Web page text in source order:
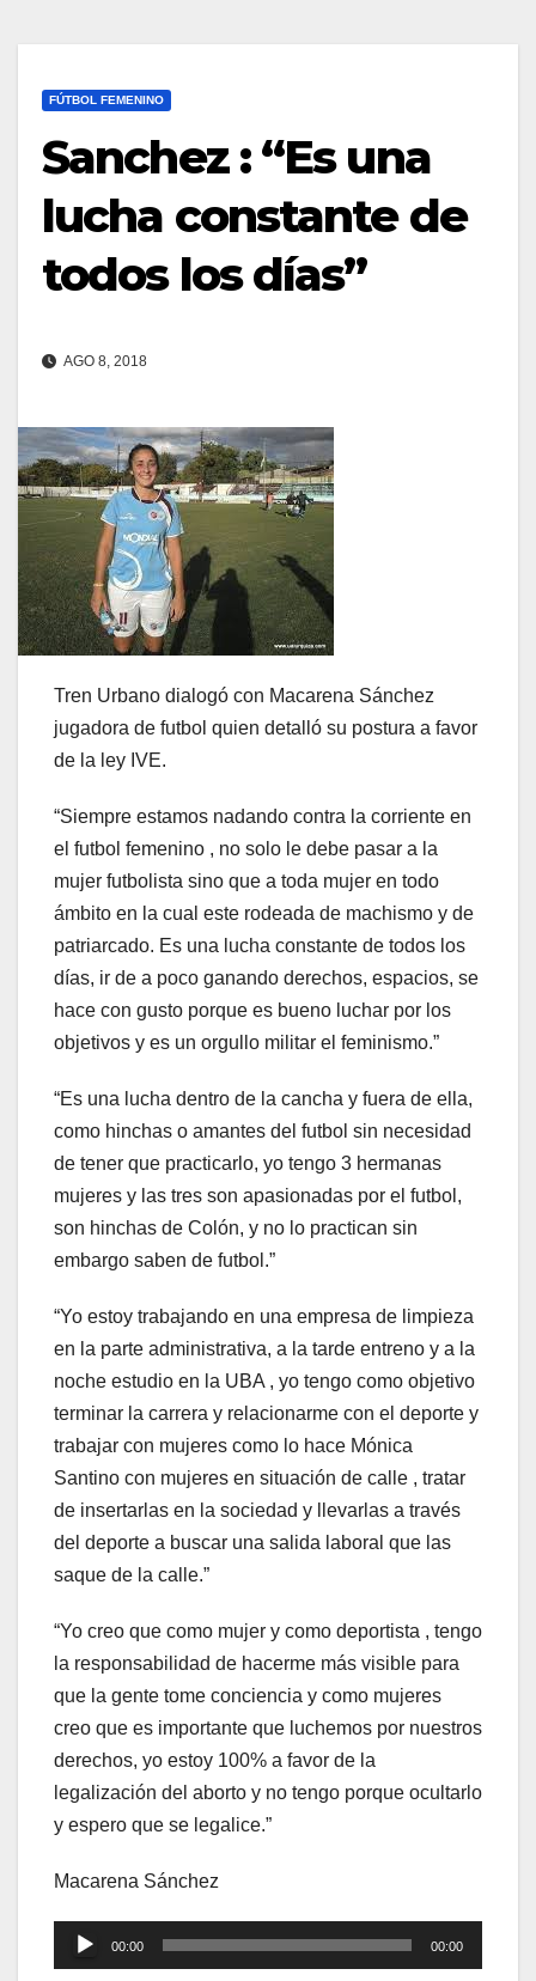
FÚTBOL FEMENINO
Sanchez : “Es una
lucha constante de
todos los días”
AGO 8, 2018
Tren Urbano dialogó con Macarena Sánchez
jugadora de futbol quien detalló su postura a favor
de la ley IVE.
“Siempre estamos nadando contra la corriente en
el futbol femenino , no solo le debe pasar a la
mujer futbolista sino que a toda mujer en todo
ámbito en la cual este rodeada de machismo y de
patriarcado. Es una lucha constante de todos los
días, ir de a poco ganando derechos, espacios, se
hace con gusto porque es bueno luchar por los
objetivos y es un orgullo militar el feminismo.”
“Es una lucha dentro de la cancha y fuera de ella,
como hinchas o amantes del futbol sin necesidad
de tener que practicarlo, yo tengo 3 hermanas
mujeres y las tres son apasionadas por el futbol,
son hinchas de Colón, y no lo practican sin
embargo saben de futbol.”
“Yo estoy trabajando en una empresa de limpieza
en la parte administrativa, a la tarde entreno y a la
noche estudio en la UBA , yo tengo como objetivo
terminar la carrera y relacionarme con el deporte y
trabajar con mujeres como lo hace Mónica
Santino con mujeres en situación de calle , tratar
de insertarlas en la sociedad y llevarlas a través
del deporte a buscar una salida laboral que las
saque de la calle.”
“Yo creo que como mujer y como deportista , tengo
la responsabilidad de hacerme más visible para
que la gente tome conciencia y como mujeres
creo que es importante que luchemos por nuestros
derechos, yo estoy 100% a favor de la
legalización del aborto y no tengo porque ocultarlo
y espero que se legalice.”
Macarena Sánchez
Reproductor
de
00:00 00:00